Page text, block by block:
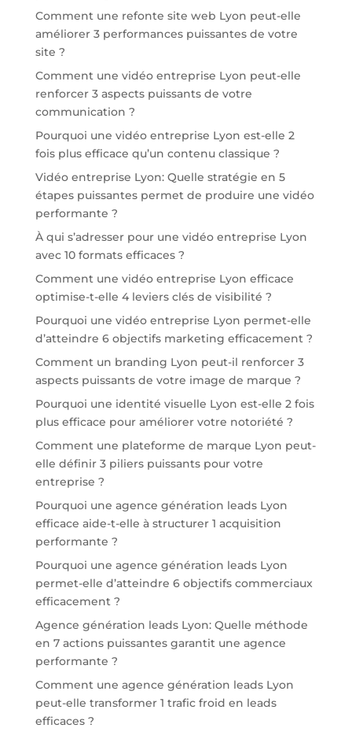
Comment une refonte site web Lyon peut-elle
améliorer 3 performances puissantes de votre
site ?
Comment une vidéo entreprise Lyon peut-elle
renforcer 3 aspects puissants de votre
communication ?
Pourquoi une vidéo entreprise Lyon est-elle 2
fois plus efficace qu’un contenu classique ?
Vidéo entreprise Lyon: Quelle stratégie en 5
étapes puissantes permet de produire une vidéo
performante ?
À qui s’adresser pour une vidéo entreprise Lyon
avec 10 formats efficaces ?
Comment une vidéo entreprise Lyon efficace
optimise-t-elle 4 leviers clés de visibilité ?
Pourquoi une vidéo entreprise Lyon permet-elle
d’atteindre 6 objectifs marketing efficacement ?
Comment un branding Lyon peut-il renforcer 3
aspects puissants de votre image de marque ?
Pourquoi une identité visuelle Lyon est-elle 2 fois
plus efficace pour améliorer votre notoriété ?
Comment une plateforme de marque Lyon peut-
elle définir 3 piliers puissants pour votre
entreprise ?
Pourquoi une agence génération leads Lyon
efficace aide-t-elle à structurer 1 acquisition
performante ?
Pourquoi une agence génération leads Lyon
permet-elle d’atteindre 6 objectifs commerciaux
efficacement ?
Agence génération leads Lyon: Quelle méthode
en 7 actions puissantes garantit une agence
performante ?
Comment une agence génération leads Lyon
peut-elle transformer 1 trafic froid en leads
efficaces ?